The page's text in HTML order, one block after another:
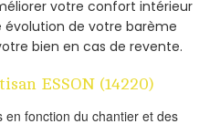
votre confort intérieur
évolution de votre barème
bien en cas de revente.
ESSON (14220)
en fonction du chantier et des